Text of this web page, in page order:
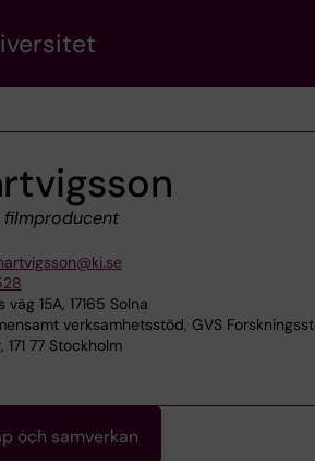
filmproducent
väg 15A, 17165 Solna
verksamhetsstöd, GVS
77 Stockholm
och samverkan